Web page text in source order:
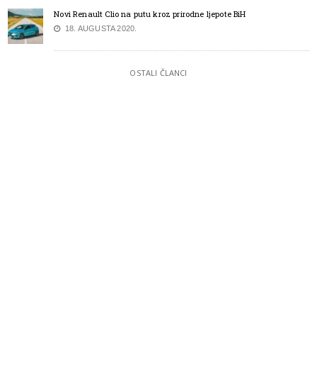
Novi Renault Clio na putu kroz prirodne ljepote BiH
18. AUGUSTA 2020.
OSTALI ČLANCI